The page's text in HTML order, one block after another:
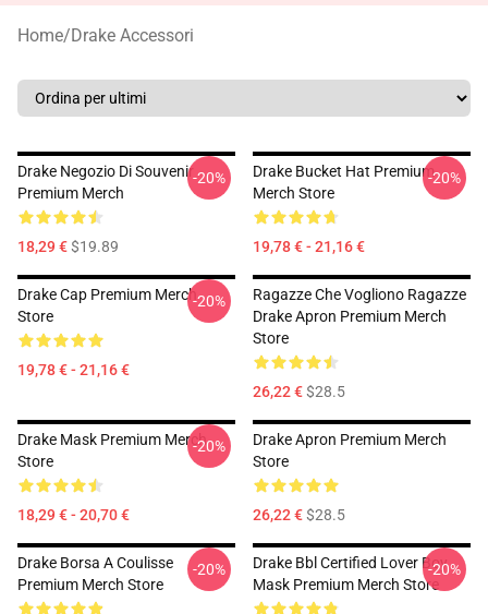
Home/Drake Accessori
Drake Negozio Di Souvenir
Premium Merch
18,29 €$19.89
-20%
Drake Bucket Hat Premium
Merch Store
19,78 € - 21,16 €
-20%
Drake Cap Premium Merch
Store
19,78 € - 21,16 €
-20%
Ragazze Che Vogliono Ragazze
Drake Apron Premium Merch
Store
26,22 €$28.5
Drake Mask Premium Merch
Store
18,29 € - 20,70 €
-20%
Drake Apron Premium Merch
Store
26,22 €$28.5
Drake Borsa A Coulisse
Premium Merch Store
-20%
Drake Bbl Certified Lover Boy
Mask Premium Merch Store
-20%